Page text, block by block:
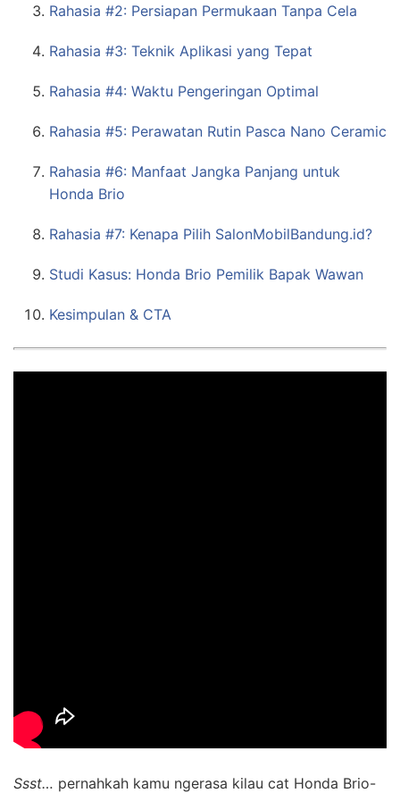
Rahasia #2: Persiapan Permukaan Tanpa Cela
Rahasia #3: Teknik Aplikasi yang Tepat
Rahasia #4: Waktu Pengeringan Optimal
Rahasia #5: Perawatan Rutin Pasca Nano Ceramic
Rahasia #6: Manfaat Jangka Panjang untuk
Honda Brio
Rahasia #7: Kenapa Pilih SalonMobilBandung.id?
Studi Kasus: Honda Brio Pemilik Bapak Wawan
Kesimpulan & CTA
Ssst… pernahkah kamu ngerasa kilau cat Honda Brio-